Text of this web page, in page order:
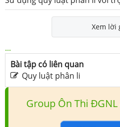
Xem lời
...
Bài tập có liên quan
Quy luật phân li
Group Ôn Thi